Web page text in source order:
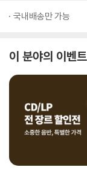
국내배송만 가능
이 분야의 이벤트